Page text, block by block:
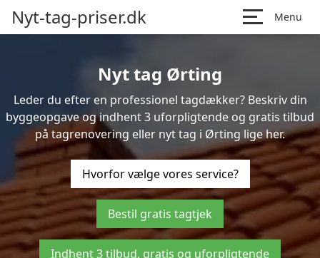
Nyt-tag-priser.dk Menu
Nyt tag Ørting
Leder du efter en professionel tagdækker? Beskriv din
byggeopgave og indhent 3 uforpligtende og gratis tilbud
på tagrenovering eller nyt tag i Ørting lige her.
Hvorfor vælge vores service?
Bestil gratis tagtjek
Indhent 3 tilbud, gratis og uforpligtende